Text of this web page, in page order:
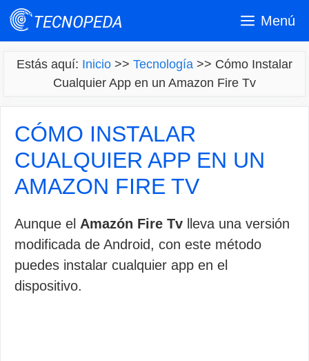
Saltar
Menú
Estás aquí: Inicio >> Tecnología >> Cómo Instalar
Cualquier App en un Amazon Fire Tv
CÓMO INSTALAR
CUALQUIER APP EN UN
AMAZON FIRE TV
Aunque el Amazón Fire Tv lleva una versión
modificada de Android, con este método
puedes instalar cualquier app en el
dispositivo.